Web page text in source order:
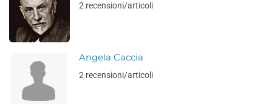
2 recensioni/articoli
Angela Caccia
2 recensioni/articoli